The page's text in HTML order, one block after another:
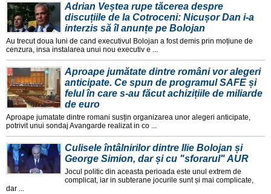
Adrian Veștea rupe tăcerea despre
discuțiile de la Cotroceni: Nicușor Dan i-a
interzis să îl anunțe pe Bolojan
Au trecut doua luni de cand executivul Bolojan a fost demis prin moțiune de
cenzura, insa instalarea unui nou executiv e ...
Aproape jumătate dintre români vor alegeri
anticipate. Ce spun de programul SAFE și
felul în care s-au făcut achizițiile de miliarde
de euro
Aproape jumatate dintre romani susțin organizarea unor alegeri anticipate,
potrivit unui sondaj Avangarde realizat in co ...
Culisele întâlnirilor dintre Ilie Bolojan și
George Simion, dar și cu "sforarul" AUR
Jocul politic din aceasta perioada este unul extrem de
complicat, iar in subterane jocurile sunt și mai complicate,
dar ...